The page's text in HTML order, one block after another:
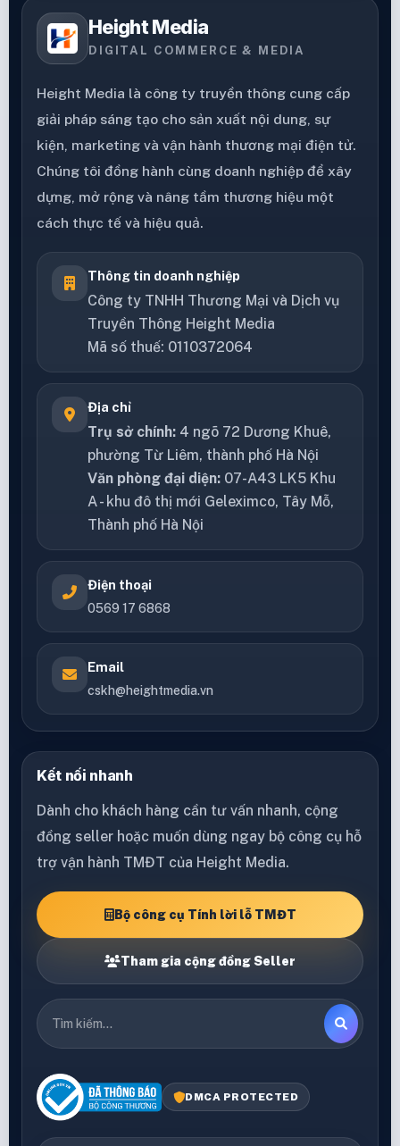
Height Media
DIGITAL COMMERCE & MEDIA
Height Media là công ty truyền thông cung cấp
giải pháp sáng tạo cho sản xuất nội dung, sự
kiện, marketing và vận hành thương mại điện tử.
Chúng tôi đồng hành cùng doanh nghiệp để xây
dựng, mở rộng và nâng tầm thương hiệu một
cách thực tế và hiệu quả.
Thông tin doanh nghiệp
Công ty TNHH Thương Mại và Dịch vụ
Truyền Thông Height Media
Mã số thuế: 0110372064
Địa chỉ
Trụ sở chính: 4 ngõ 72 Dương Khuê,
phường Từ Liêm, thành phố Hà Nội
Văn phòng đại diện: 07-A43 LK5 Khu
A - khu đô thị mới Geleximco, Tây Mỗ,
Thành phố Hà Nội
Điện thoại
0569 17 6868
Email
cskh@heightmedia.vn
Kết nối nhanh
Dành cho khách hàng cần tư vấn nhanh, cộng
đồng seller hoặc muốn dùng ngay bộ công cụ hỗ
trợ vận hành TMĐT của Height Media.
Bộ công cụ Tính lời lỗ TMĐT
Tham gia cộng đồng Seller
DMCA PROTECTED